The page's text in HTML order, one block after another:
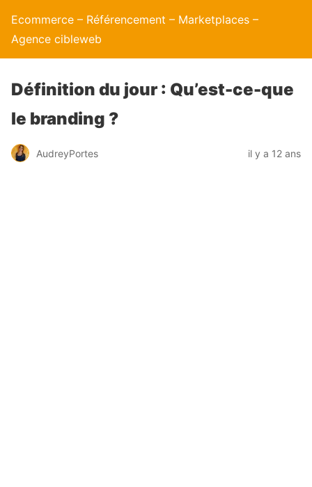
Ecommerce – Référencement – Marketplaces –
Agence cibleweb
Définition du jour : Qu’est-ce-que
le branding ?
AudreyPortes il y a 12 ans